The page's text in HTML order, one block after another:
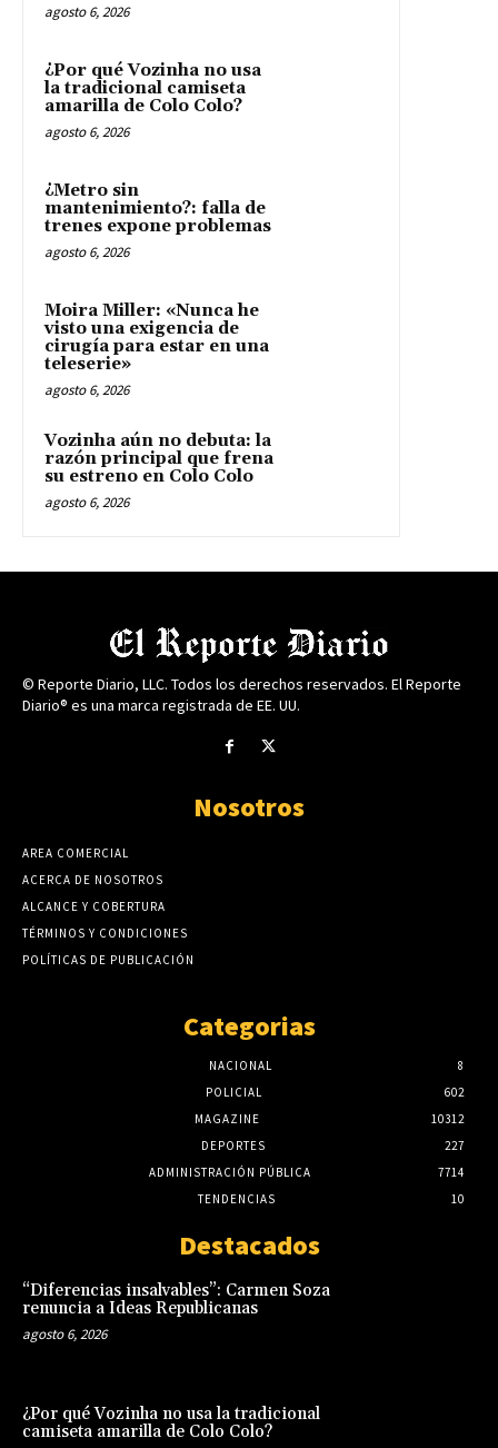
agosto 6, 2026
¿Por qué Vozinha no usa
la tradicional camiseta
amarilla de Colo Colo?
agosto 6, 2026
¿Metro sin
mantenimiento?: falla de
trenes expone problemas
agosto 6, 2026
Moira Miller: «Nunca he
visto una exigencia de
cirugía para estar en una
teleserie»
agosto 6, 2026
Vozinha aún no debuta: la
razón principal que frena
su estreno en Colo Colo
agosto 6, 2026
© Reporte Diario, LLC. Todos los derechos reservados. El Reporte
Diario® es una marca registrada de EE. UU.
Nosotros
AREA COMERCIAL
ACERCA DE NOSOTROS
ALCANCE Y COBERTURA
TÉRMINOS Y CONDICIONES
POLÍTICAS DE PUBLICACIÓN
Categorias
NACIONAL
8
POLICIAL
602
MAGAZINE
10312
DEPORTES
227
ADMINISTRACIÓN PÚBLICA
7714
TENDENCIAS
10
Destacados
“Diferencias insalvables”: Carmen Soza
renuncia a Ideas Republicanas
agosto 6, 2026
¿Por qué Vozinha no usa la tradicional
camiseta amarilla de Colo Colo?